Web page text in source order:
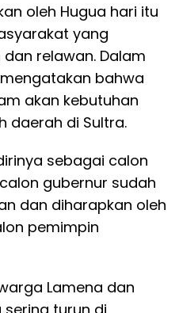
oleh Hugua hari itu
yang
relawan. Dalam
bahwa
akan kebutuhan
daerah di Sultra.
sebagai calon
gubernur sudah
dan diharapkan oleh
pemimpin
Lamena dan